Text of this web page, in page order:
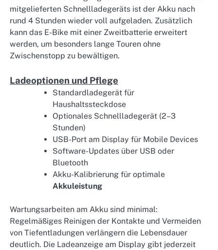
mitgelieferten Schnellladegeräts ist der Akku nach
rund 4 Stunden wieder voll aufgeladen. Zusätzlich
kann das E-Bike mit einer Zweitbatterie erweitert
werden, um besonders lange Touren ohne
Zwischenstopp zu bewältigen.
Ladeoptionen und Pflege
Standardladegerät für
Haushaltssteckdose
Optionales Schnellladegerät (2–3
Stunden)
USB-Port am Display für Mobile Devices
Software-Updates über USB oder
Bluetooth
Akku-Kalibrierung für optimale
Akkuleistung
Wartungsarbeiten am Akku sind minimal:
Regelmäßiges Reinigen der Kontakte und Vermeiden
von Tiefentladungen verlängern die Lebensdauer
deutlich. Die Ladeanzeige am Display gibt jederzeit